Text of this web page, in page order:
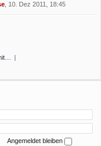
, 10. Dez 2011, 18:45
Angemeldet bleiben